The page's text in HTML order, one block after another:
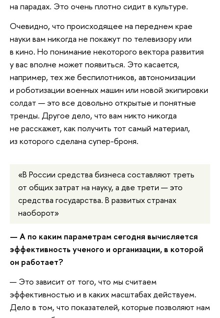
на парадах. Это очень плотно сидит в культуре.
Очевидно, что происходящее на переднем крае
науки вам никогда не покажут по телевизору или
в кино. Но понимание некоторого вектора развития
у вас вполне может появиться. Это касается,
например, тех же беспилотников, автономизации
и роботизации военных машин или новой экипировки
солдат — это все довольно открытые и понятные
тренды. Другое дело, что вам никто никогда
не расскажет, как получить тот самый материал,
из которого сделана супер-броня.
«В России средства бизнеса составляют треть
от общих затрат на науку, а две трети — это
средства государства. В развитых странах
наоборот»
— А по каким параметрам сегодня вычисляется
эффективность ученого и организации, в которой
он работает?
— Это зависит от того, что мы считаем
эффективностью и в каких масштабах действуем.
Дело в том, что показателей, которые позволяют нам